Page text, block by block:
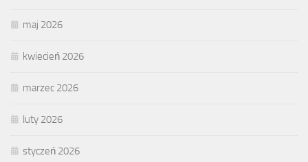
maj 2026
kwiecień 2026
marzec 2026
luty 2026
styczeń 2026